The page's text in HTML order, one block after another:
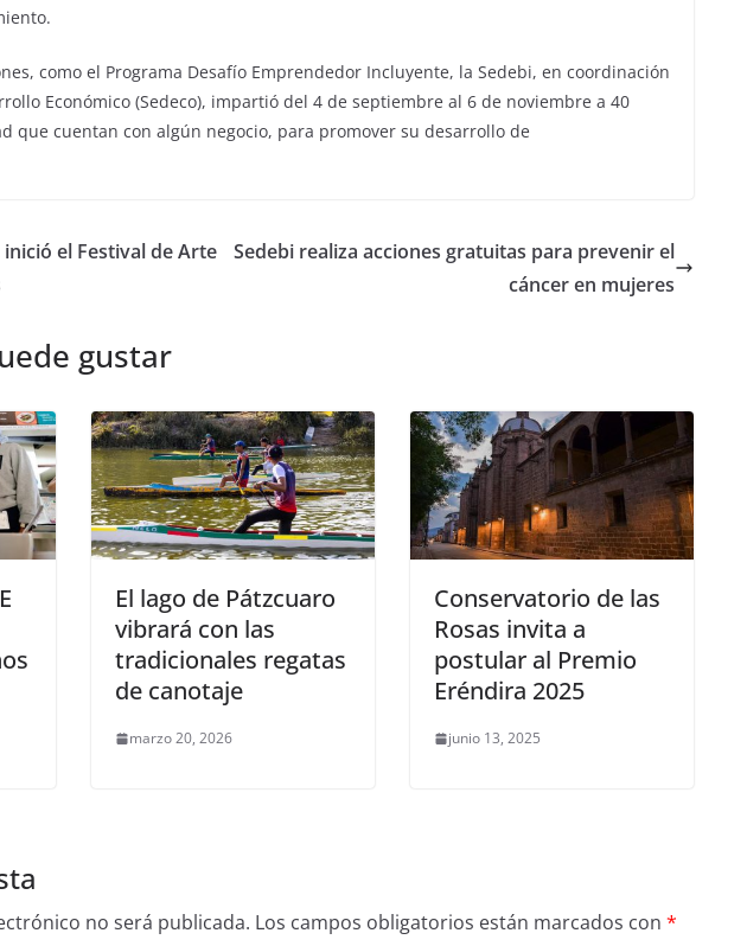
como el Programa Desafío Emprendedor Incluyente, la Sedebi, en coordinación
Económico (Sedeco), impartió del 4 de septiembre al 6 de noviembre a 40
que cuentan con algún negocio, para promover su desarrollo de
el Festival de Arte
Sedebi realiza acciones gratuitas para prevenir el
cáncer en mujeres
gustar
El lago de Pátzcuaro
vibrará con las
tradicionales regatas
de canotaje
marzo 20, 2026
Conservatorio de las
Rosas invita a
postular al Premio
Eréndira 2025
junio 13, 2025
no será publicada. Los campos obligatorios están marcados con *